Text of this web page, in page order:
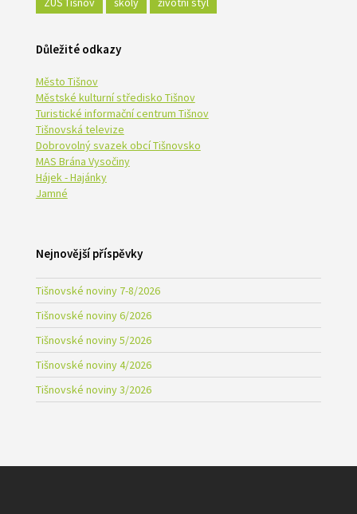
Důležité odkazy
Město Tišnov
Městské kulturní středisko Tišnov
Turistické informační centrum Tišnov
Tišnovská televize
Dobrovolný svazek obcí Tišnovsko
MAS Brána Vysočiny
Hájek - Hajánky
Jamné
Nejnovější příspěvky
Tišnovské noviny 7-8/2026
Tišnovské noviny 6/2026
Tišnovské noviny 5/2026
Tišnovské noviny 4/2026
Tišnovské noviny 3/2026